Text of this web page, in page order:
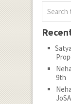
9th